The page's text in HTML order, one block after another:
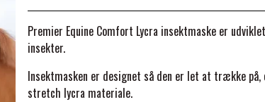
Premier Equine Comfort Lycra insektmaske er
insekter.
Insektmasken er designet så den er let at trække
stretch lycra materiale.